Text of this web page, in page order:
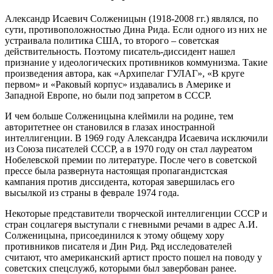
Александр Исаевич Солженицын (1918-2008 гг.) являлся, по
сути, противоположностью Дина Рида. Если одного из них не
устраивала политика США, то второго – советская
действительность. Поэтому писатель-диссидент нашел
признание у идеологических противников коммунизма. Такие
произведения автора, как «Архипелаг ГУЛАГ», «В круге
первом» и «Раковый корпус» издавались в Америке и
Западной Европе, но были под запретом в СССР.
И чем больше Солженицына клеймили на родине, тем
авторитетнее он становился в глазах иностранной
интеллигенции. В 1969 году Александра Исаевича исключили
из Союза писателей СССР, а в 1970 году он стал лауреатом
Нобелевской премии по литературе. После чего в советской
прессе была развернута настоящая пропагандистская
кампания против диссидента, которая завершилась его
высылкой из страны в феврале 1974 года.
Некоторые представители творческой интеллигенции СССР и
стран соцлагеря выступали с гневными речами в адрес А.И.
Солженицына, присоединился к этому общему хору
противников писателя и Дин Рид. Ряд исследователей
считают, что американский артист просто пошел на поводу у
советских спецслужб, которыми был завербован ранее.